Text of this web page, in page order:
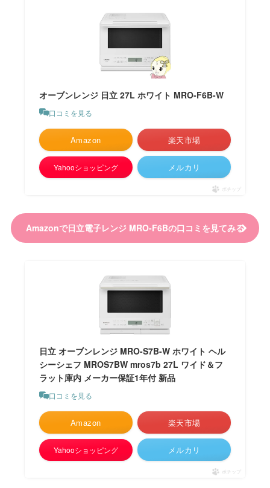
オーブンレンジ 日立 27L ホワイト MRO-F6B-W
口コミを見る
Amazon 楽天市場
Yahooショッピング メルカリ
ポチップ
Amazonで日立電子レンジ MRO-F6Bの口コミを見てみる
日立 オーブンレンジ MRO-S7B-W ホワイト ヘル
シーシェフ MROS7BW mros7b 27L ワイド＆フ
ラット庫内 メーカー保証1年付 新品
口コミを見る
Amazon 楽天市場
Yahooショッピング メルカリ
ポチップ